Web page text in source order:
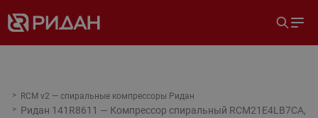
RCM v2 — спиральные компрессоры Ридан
Ридан 141R8611 — Компрессор спиральный RCM21E4LB7CA,